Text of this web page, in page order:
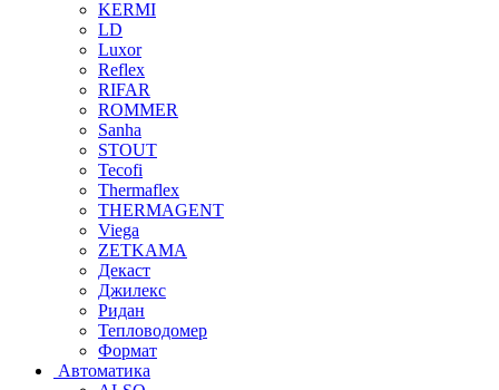
KERMI
LD
Luxor
Reflex
RIFAR
ROMMER
Sanha
STOUT
Tecofi
Thermaflex
THERMAGENT
Viega
ZETKAMA
Декаст
Джилекс
Ридан
Тепловодомер
Формат
Автоматика